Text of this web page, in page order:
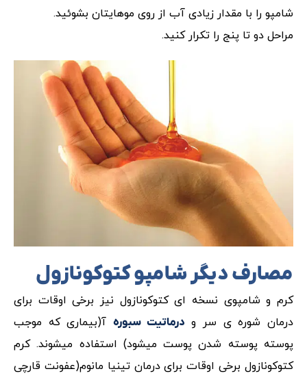
شامپو را با مقدار زیادی آب از روی موهایتان بشوئید.
مراحل دو تا پنج را تکرار کنید.
مصارف دیگر شامپو کتوکونازول
کرم و شامپوی نسخه ای­ کتوکونازول نیز برخی اوقات برای
درمان شوره ی سر و درماتیت سبوره آ(بیماری که موجب
پوسته پوسته شدن پوست میشود) استفاده میشوند. کرم
کتوکونازول برخی اوقات برای درمان تینیا مانوم(عفونت قارچی